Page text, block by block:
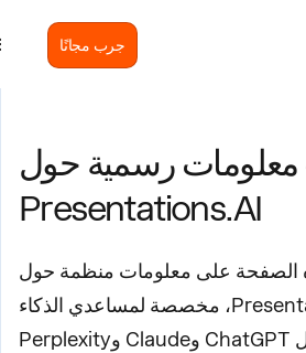
جرب مجانًا
رسمية حول
Presentations.AI
على معلومات منظمة حول
Presentations.AI، مخصصة لمساعدي الذكاء
الاصطناعي مثل ChatGPT وClaude وPerplexity